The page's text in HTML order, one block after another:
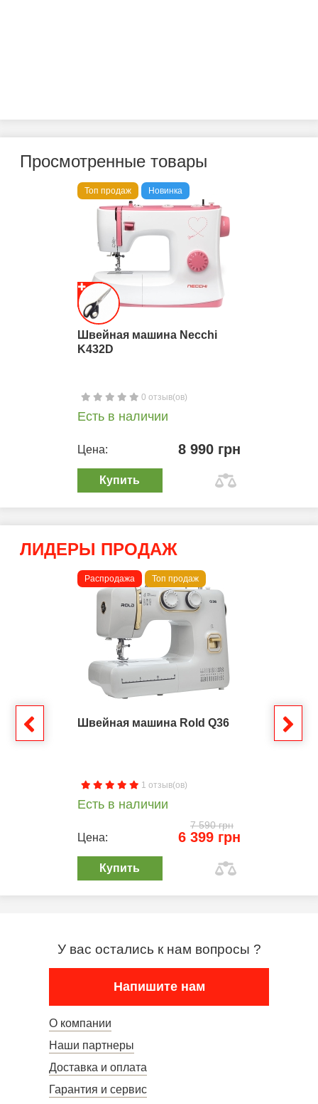
Просмотренные товары
Топ продаж Новинка
Швейная машина Necchi
K432D
0 отзыв(ов)
Есть в наличии
Цена: 8 990 грн
Купить
ЛИДЕРЫ ПРОДАЖ
Распродажа Топ продаж
Швейная машина Rold Q36
1 отзыв(ов)
Есть в наличии
7 590 грн
Цена: 6 399 грн
Купить
У вас остались к нам вопросы ?
Напишите нам
О компании
Наши партнеры
Доставка и оплата
Гарантия и сервис